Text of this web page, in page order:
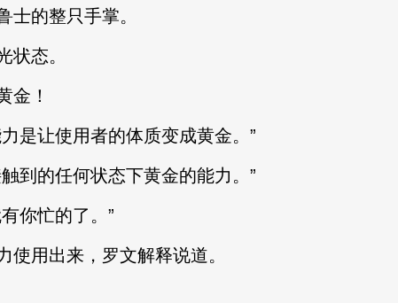
士的整只手掌。
状态。
金！
是让使用者的体质变成黄金。”
到的任何状态下黄金的能力。”
你忙的了。”
使用出来，罗文解释说道。